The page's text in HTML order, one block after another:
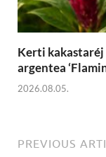
Kerti kakastaréj
argentea
2026.08.05.
PREVIOUS